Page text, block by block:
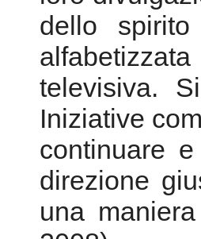
continuare
direzione
una
2008)